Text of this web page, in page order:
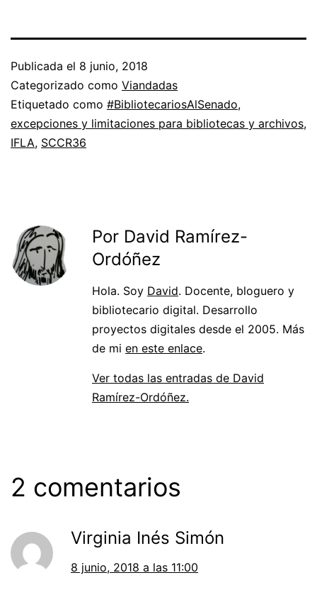
Publicada el 8 junio, 2018
Categorizado como Viandadas
Etiquetado como #BibliotecariosAlSenado,
excepciones y limitaciones para bibliotecas y archivos,
IFLA, SCCR36
Por David Ramírez-
Ordóñez
Hola. Soy David. Docente, bloguero y
bibliotecario digital. Desarrollo
proyectos digitales desde el 2005. Más
de mi en este enlace.
Ver todas las entradas de David
Ramírez-Ordóñez.
2 comentarios
Virginia Inés Simón
8 junio, 2018 a las 11:00